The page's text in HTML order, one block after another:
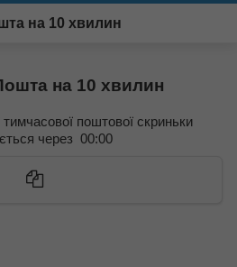
на 10 хвилин
на 10 хвилин
тимчасової поштової скриньки
через 00:00